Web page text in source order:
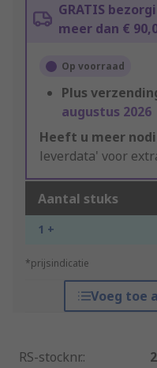
GRATIS
meer dan €
Op voorraad
Plus
augustus 2026
Heeft u meer
leverdata' voor
Aantal stuks
1 +
*prijsindicatie
Voeg toe
RS-stocknr.: